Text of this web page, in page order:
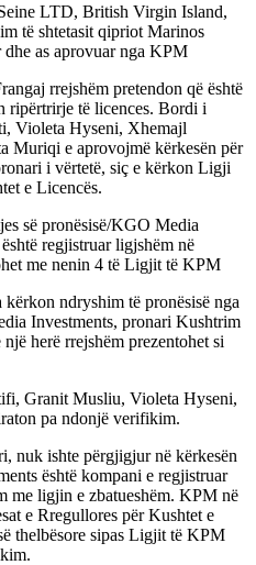
LTD, British Virgin Island,
të shtetasit qipriot Marinos
as aprovuar nga KPM
rrejshëm pretendon që është
ripërtrirje të licences. Bordi i
Violeta Hyseni, Xhemajl
Muriqi e aprovojmë kërkesën për
i vërtetë, siç e kërkon Ligji
e Licencës.
së pronësisë/KGO Media
regjistruar ligjshëm në
me nenin 4 të Ligjit të KPM
ndryshim të pronësisë nga
Investments, pronari Kushtrim
herë rrejshëm prezentohet si
Granit Musliu, Violeta Hyseni,
pa ndonjë verifikim.
nuk ishte përgjigjur në kërkesën
është kompani e regjistruar
me ligjin e zbatueshëm. KPM në
e Rregullores për Kushtet e
thelbësore sipas Ligjit të KPM